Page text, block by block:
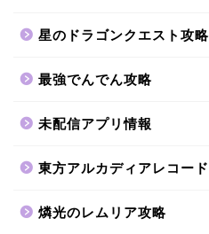
星のドラゴンクエスト攻略
最強でんでん攻略
未配信アプリ情報
東方アルカディアレコード
燐光のレムリア攻略